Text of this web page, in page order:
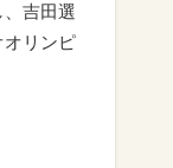
吉田選
オリンピ